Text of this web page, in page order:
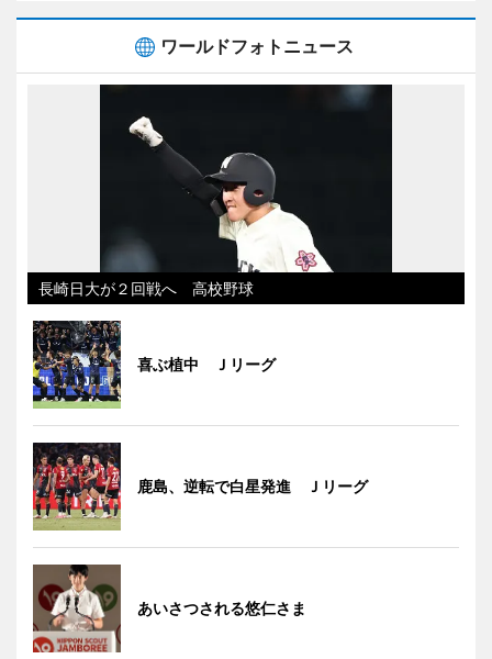
ワールドフォトニュース
長崎日大が２回戦へ 高校野球
喜ぶ植中 Ｊリーグ
鹿島、逆転で白星発進 Ｊリーグ
あいさつされる悠仁さま